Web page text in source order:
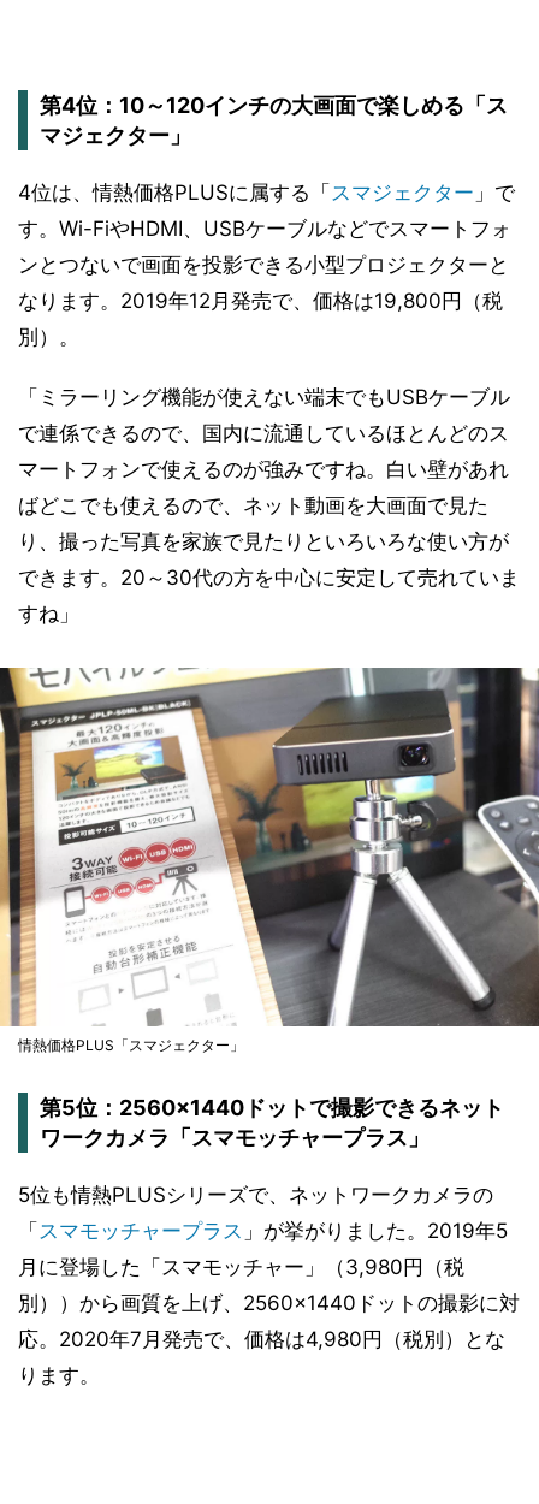
第4位：10～120インチの大画面で楽しめる「ス
マジェクター」
4位は、情熱価格PLUSに属する「スマジェクター 」で
す。Wi-FiやHDMI、USBケーブルなどでスマートフォ
ンとつないで画面を投影できる小型プロジェクターと
なります。2019年12月発売で、価格は19,800円（税
別）。
「ミラーリング機能が使えない端末でもUSBケーブル
で連係できるので、国内に流通しているほとんどのス
マートフォンで使えるのが強みですね。白い壁があれ
ばどこでも使えるので、ネット動画を大画面で見た
り、撮った写真を家族で見たりといろいろな使い方が
できます。20～30代の方を中心に安定して売れていま
すね」
情熱価格PLUS「スマジェクター」
第5位：2560×1440ドットで撮影できるネット
ワークカメラ「スマモッチャープラス」
5位も情熱PLUSシリーズで、ネットワークカメラの
「 スマモッチャープラス 」が挙がりました。2019年5
月に登場した「スマモッチャー」（3,980円（税
別））から画質を上げ、2560×1440ドットの撮影に対
応。2020年7月発売で、価格は4,980円（税別）とな
ります。